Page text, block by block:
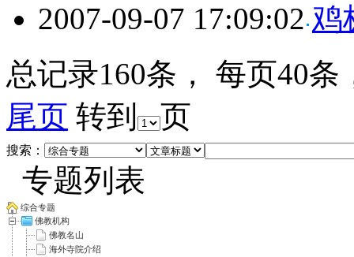
2007-09-07 17:09:02 鸡
总记录160条， 每页40
尾页 转到 页
搜索：
专题列表
综合专题
佛教机构
佛教名山
海外寺院介绍